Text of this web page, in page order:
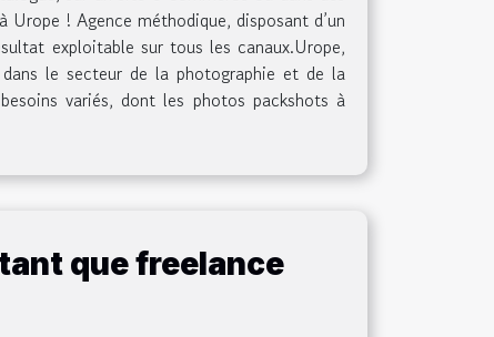
! Agence méthodique, disposant d’un
exploitable sur tous les canaux.Urope,
le secteur de la photographie et de la
variés, dont les photos packshots à
que freelance